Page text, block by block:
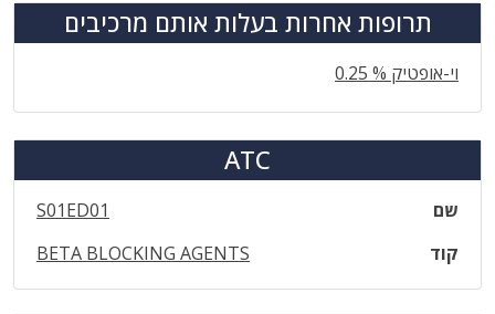
תרופות אחרות בעלות אותם מרכיבים
וי-אופטיק % 0.25
ATC
שם
S01ED01
קוד
BETA BLOCKING AGENTS